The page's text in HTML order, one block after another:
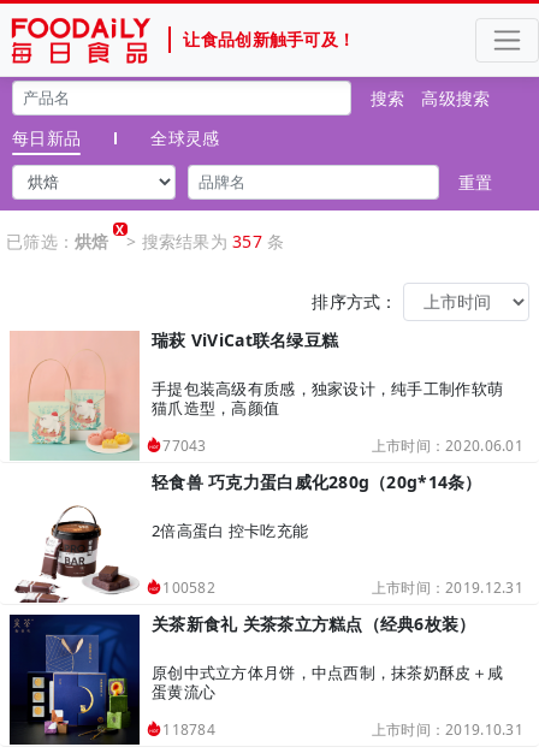
让食品创新触手可及！
搜索
高级搜索
每日新品
全球灵感
重置
已筛选：烘焙
X
> 搜索结果为357 条
排序方式：
瑞萩 ViViCat联名绿豆糕
手提包装高级有质感，独家设计，纯手工制作软萌
猫爪造型，高颜值
77043 上市时间：2020.06.01
轻食兽 巧克力蛋白威化280g（20g*14条）
2倍高蛋白 控卡吃充能
100582 上市时间：2019.12.31
关茶新食礼 关茶茶立方糕点（经典6枚装）
原创中式立方体月饼，中点西制，抹茶奶酥皮＋咸
蛋黄流心
118784 上市时间：2019.10.31